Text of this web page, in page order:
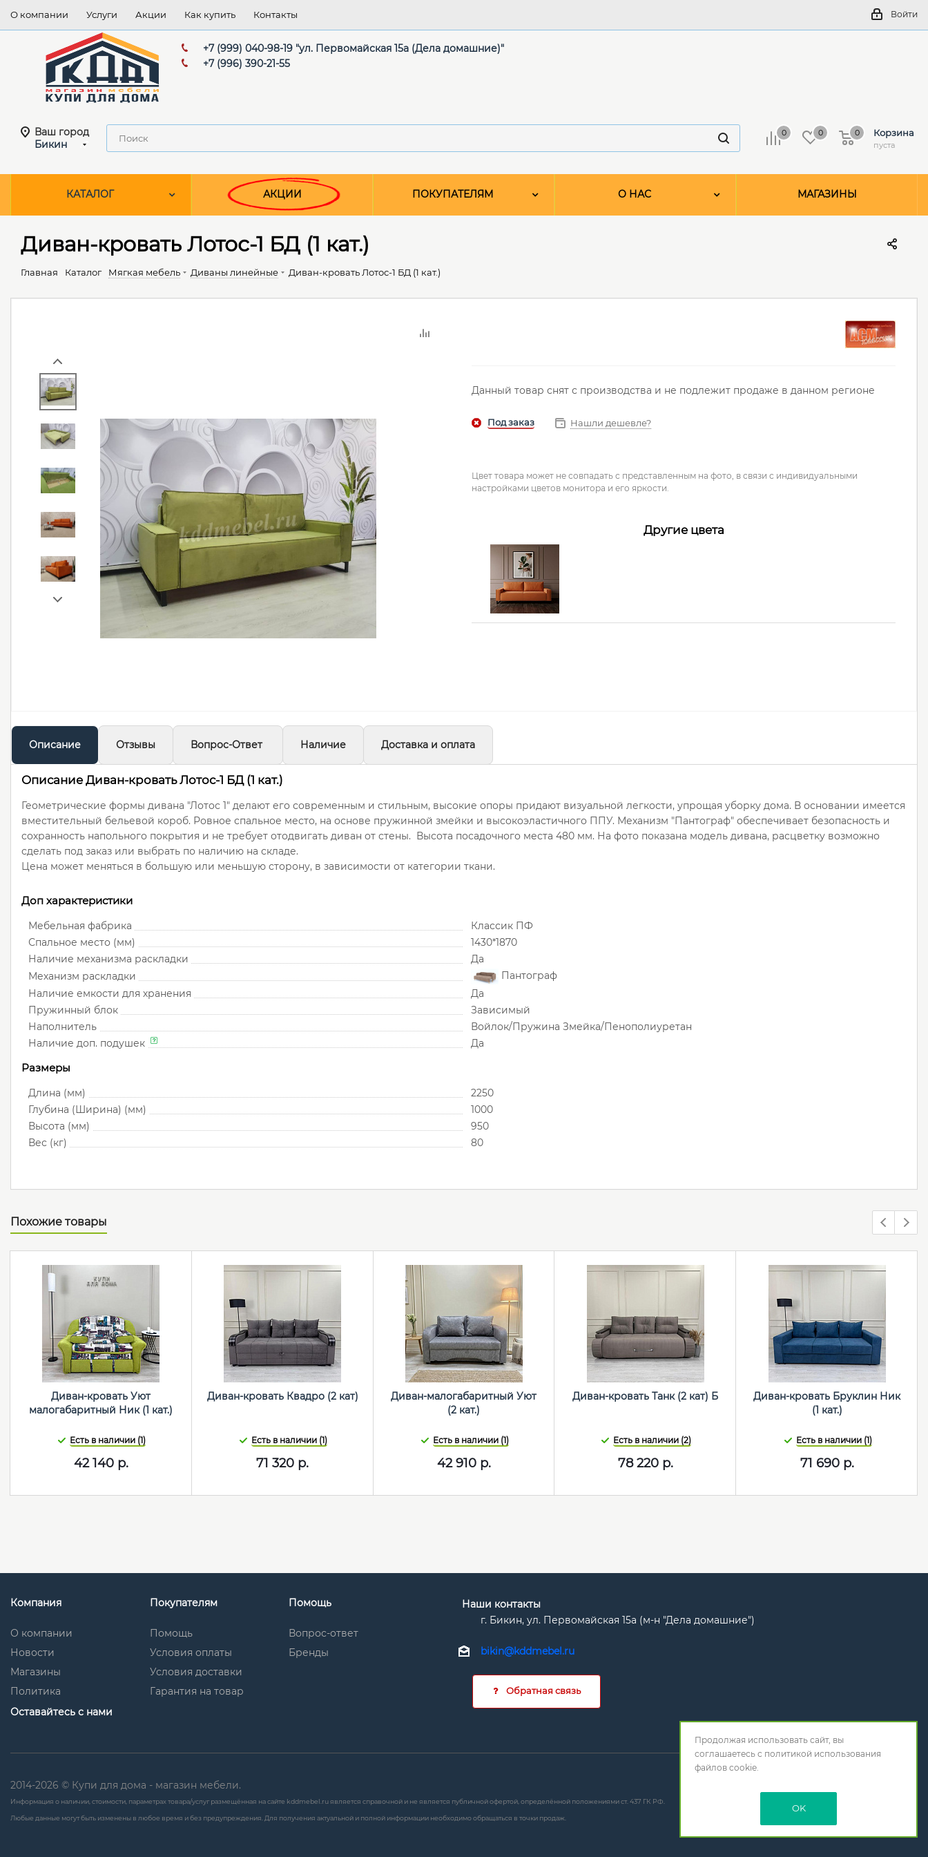
О компании Услуги Акции Как купить Контакты Войти
+7 (999) 040-98-19 "ул. Первомайская 15а (Дела домашние)"
+7 (996) 390-21-55
Ваш город
Бикин
0 0 Корзина
пуста
0
КАТАЛОГ АКЦИИ ПОКУПАТЕЛЯМ О НАС МАГАЗИНЫ
Диван-кровать Лотос-1 БД (1 кат.)
Главная Каталог Мягкая мебель Диваны линейные Диван-кровать Лотос-1 БД (1 кат.)
Данный товар снят с производства и не подлежит продаже в данном регионе
Нашли дешевле?
Цвет товара может не совпадать с представленным на фото, в связи с индивидуальными
настройками цветов монитора и его яркости.
Другие цвета
Описание Отзывы Вопрос-Ответ Наличие Доставка и оплата
Описание Диван-кровать Лотос-1 БД (1 кат.)
Геометрические формы дивана "Лотос 1" делают его современным и стильным, высокие опоры придают визуальной легкости, упрощая уборку дома. В основании имеется
вместительный бельевой короб. Ровное спальное место, на основе пружинной змейки и высокоэластичного ППУ. Механизм "Пантограф" обеспечивает безопасность и
сохранность напольного покрытия и не требует отодвигать диван от стены. Высота посадочного места 480 мм. На фото показана модель дивана, расцветку возможно
сделать под заказ или выбрать по наличию на складе.
Цена может меняться в большую или меньшую сторону, в зависимости от категории ткани.
Доп характеристики
Мебельная фабрика
Классик ПФ
Спальное место (мм)
1430*1870
Наличие механизма раскладки
Да
Механизм раскладки
Пантограф
Наличие емкости для хранения
Да
Пружинный блок
Зависимый
Наполнитель
Войлок/Пружина Змейка/Пенополиуретан
Наличие доп. подушек
Да
Размеры
Длина (мм)
2250
Глубина (Ширина) (мм)
1000
Высота (мм)
950
Вес (кг)
80
Похожие товары
Диван-кровать Уют
малогабаритный Ник (1 кат.)
Есть в наличии (1)
42 140р.
Диван-кровать Квадро (2 кат)
Есть в наличии (1)
71 320 р.
Диван-малогабаритный Уют
(2 кат.)
Есть в наличии (1)
42 910р.
Диван-кровать Танк (2 кат) Б
Есть в наличии (2)
78 220р.
Диван-кровать Бруклин Ник
(1 кат.)
Есть в наличии (1)
71 690р.
Компания
О компании
Новости
Магазины
Политика
Покупателям
Помощь
Условия оплаты
Условия доставки
Гарантия на товар
Помощь
Вопрос-ответ
Бренды
Оставайтесь с нами
Наши контакты
г. Бикин, ул. Первомайская 15а (м-н "Дела домашние")
bikin@kddmebel.ru
Обратная связь
2014-2026 © Купи для дома - магазин мебели.
Информация о наличии, стоимости, параметрах товара/услуг размещённая на сайте kddmebel.ru является справочной и не является публичной офертой, определённой положениями ст. 437 ГК РФ.
Любые данные могут быть изменены в любое время и без предупреждения. Для получения актуальной и полной информации необходимо обращаться в точки продаж.
Продолжая использовать сайт, вы
соглашаетесь с политикой использования
файлов cookie.
OK